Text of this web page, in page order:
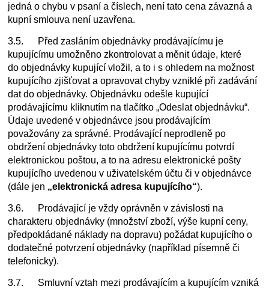
jedná o chybu v psaní a číslech, není tato cena závazná a
kupní smlouva není uzavřena.
3.5. Před zasláním objednávky prodávajícímu je
kupujícímu umožněno zkontrolovat a měnit údaje, které
do objednávky kupující vložil, a to i s ohledem na možnost
kupujícího zjišťovat a opravovat chyby vzniklé při zadávání
dat do objednávky. Objednávku odešle kupující
prodávajícímu kliknutím na tlačítko „Odeslat objednávku“.
Údaje uvedené v objednávce jsou prodávajícím
považovány za správné. Prodávající neprodleně po
obdržení objednávky toto obdržení kupujícímu potvrdí
elektronickou poštou, a to na adresu elektronické pošty
kupujícího uvedenou v uživatelském účtu či v objednávce
(dále jen „elektronická adresa kupujícího“).
3.6. Prodávající je vždy oprávněn v závislosti na
charakteru objednávky (množství zboží, výše kupní ceny,
předpokládané náklady na dopravu) požádat kupujícího o
dodatečné potvrzení objednávky (například písemně či
telefonicky).
3.7. Smluvní vztah mezi prodávajícím a kupujícím vzniká